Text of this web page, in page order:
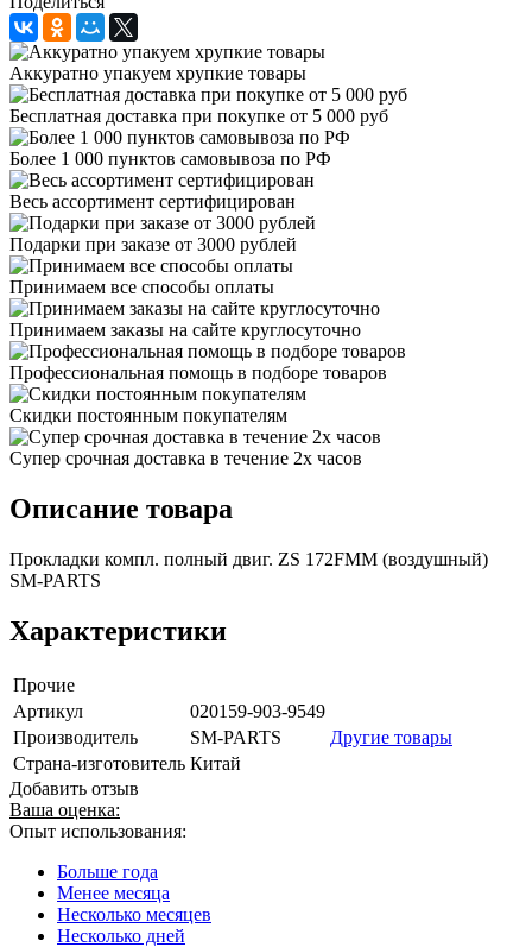
Аккуратно упакуем хрупкие товары
Бесплатная доставка при покупке от 5 000 руб
Более 1 000 пунктов самовывоза по РФ
Весь ассортимент сертифицирован
Подарки при заказе от 3000 рублей
Принимаем все способы оплаты
Принимаем заказы на сайте круглосуточно
Профессиональная помощь в подборе товаров
Скидки постоянным покупателям
Супер срочная доставка в течение 2х часов
Описание товара
Прокладки компл. полный двиг. ZS 172FMM (воздушный)
SM-PARTS
Характеристики
Прочие
Артикул
020159-903-9549
Производитель
SM-PARTS
Другие товары
Страна-изготовитель Китай
Добавить отзыв
Ваша оценка:
Опыт использования:
Больше года
Менее месяца
Несколько месяцев
Несколько дней